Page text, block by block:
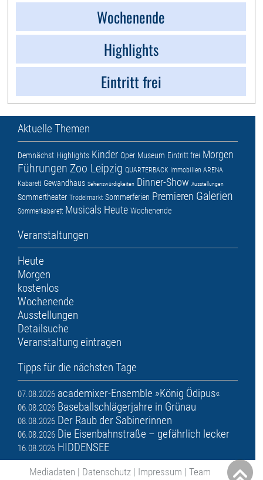
Wochenende
Highlights
Eintritt frei
Aktuelle Themen
Demnächst Highlights Kinder Oper Museum Eintritt frei Morgen
Führungen Zoo Leipzig QUARTERBACK Immobilien ARENA
Kabarett Gewandhaus Sehenswürdigkeiten Dinner-Show Ausstellungen
Sommertheater Trödelmarkt Sommerferien Premieren Galerien
Sommerkabarett Musicals Heute Wochenende
Veranstaltungen
Heute
Morgen
kostenlos
Wochenende
Ausstellungen
Detailsuche
Veranstaltung eintragen
Tipps für die nächsten Tage
07.08.2026 academixer-Ensemble »König Ödipus«
06.08.2026 Baseballschlägerjahre in Grünau
08.08.2026 Der Raub der Sabinerinnen
06.08.2026 Die Eisenbahnstraße – gefährlich lecker
16.08.2026 HIDDENSEE
Mediadaten | Datenschutz | Impressum | Team